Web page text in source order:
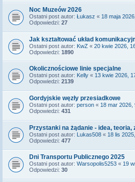
Noc Muzeów 2026
Ostatni post autor: Łukasz « 18 maja
Odpowiedzi: 27
Jak kształtować układ
Ostatni post autor: KwZ « 20 kwie 2026,
Odpowiedzi: 1890
Okolicznościowe linie specjalne
Ostatni post autor: Kelly « 13 kwie 2026,
Odpowiedzi: 2139
Gordyjskie węzły przesiadkowe
Ostatni post autor: person « 18 mar 2026,
Odpowiedzi: 431
Przystanki na żądanie - idea, teoria,
Ostatni post autor: Lukas508 « 18 lis
Odpowiedzi: 477
Dni Transportu Publicznego 2025
Ostatni post autor: Warsopolis5253 « 19
Odpowiedzi: 30